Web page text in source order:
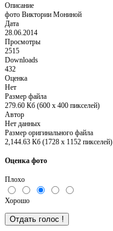
Описание
фото Виктории Мониной
Дата
28.06.2014
Просмотры
2515
Downloads
432
Оценка
Нет
Размер файла
279.60 Кб (600 x 400 пикселей)
Автор
Нет данных
Размер оригинального файла
2,144.63 Кб (1728 x 1152 пикселей)
Оценка фото
Плохо
Хорошо